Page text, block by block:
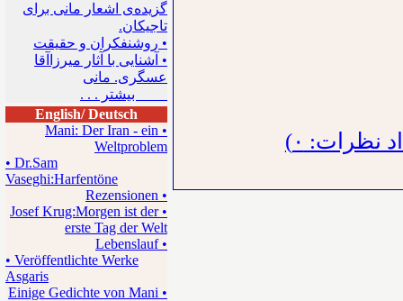
گزیده‌ی اشعار مانی برای
تاجیکان.
• روشنفکران و حقیقت
• آشنایی با آثار میرزاآقا
عسگری. مانی
بیشتر . . .
English/ Deutsch
• Mani: Der Iran - ein
Weltproblem
• Dr.Sam
Vaseghi:Harfentöne
• Rezensionen
• Josef Krug:Morgen ist der
erste Tag der Welt
• Lebenslauf
• Veröffentlichte Werke
Asgaris
• Einige Gedichte von Mani
نظرات: ۰)